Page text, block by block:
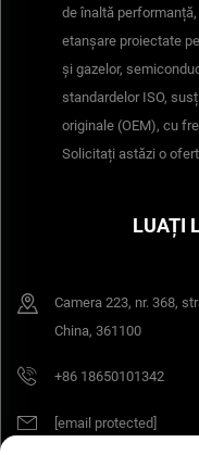
de înaltă
etanșare proiectate
și gazelor,
standardelor ISO,
originale (OEM), cu
Solicitați astăzi o
LUAȚI
Camera 223, nr. 368,
China, 361100
+86 18650101342
[email protected]